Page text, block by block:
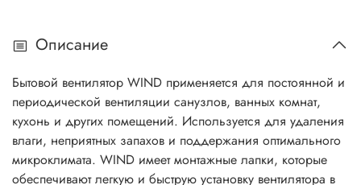
Описание
Бытовой вентилятор WIND применяется для постоянной и
периодической вентиляции санузлов, ванных комнат,
кухонь и других помещений. Используется для удаления
влаги, неприятных запахов и поддержания оптимального
микроклимата. WIND имеет монтажные лапки, которые
обеспечивают легкую и быструю установку вентилятора в